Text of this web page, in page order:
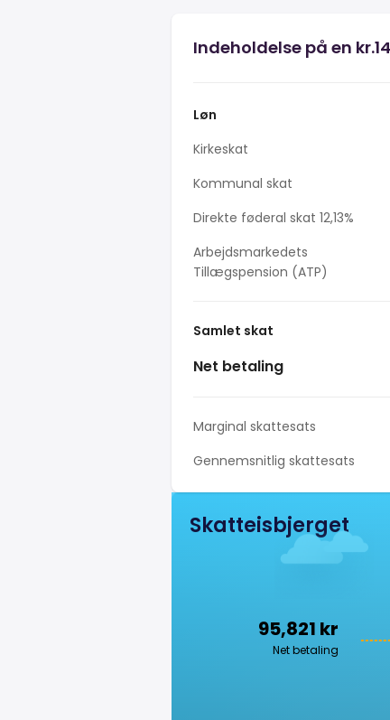
Indeholdelse på en
Løn
Kirkeskat
Kommunal skat
Direkte føderal skat 12,13%
Arbejdsmarkedets
Tillægspension (ATP)
Samlet skat
Net betaling
Marginal skattesats
Gennemsnitlig skattesats
Skatteisbjerget
95,821 kr
Net betaling